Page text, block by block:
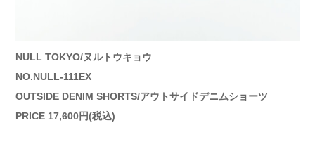
NULL TOKYO/ヌルトウキョウ
NO.NULL-111EX
OUTSIDE DENIM SHORTS/アウトサイドデニムショーツ
PRICE 17,600円(税込)